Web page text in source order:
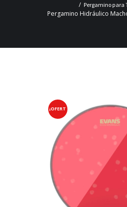
Pergamino para
Pergamino Hidráulico
¡OFERT